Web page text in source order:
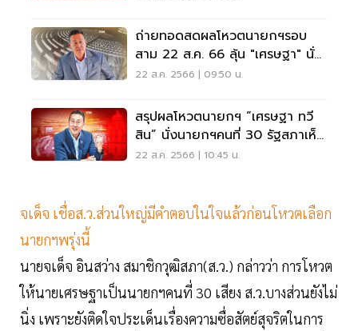
ถ่ายทอดสดผลโหวตนายกฯรอบ
สาม 22 ส.ค. 66 ลุ้น "เศรษฐา" นั่ง
นายกฯคนที่ 30
22 ส.ค. 2566 | 09:50 น.
สรุปผลโหวตนายกฯ “เศรษฐา ทวี
สิน” นั่งนายกฯคนที่ 30 รัฐสภาเห็น
ชอบ 482 เสียง
22 ส.ค. 2566 | 10:45 น.
จเด็จ เชื่อส.ว.ส่วนใหญ่มีคำตอบในใจแล้วก่อนโหวตเลือก
นายกฯพรุ่งนี้
นายจเด็จ อินสว่าง สมาชิกวุฒิสภา(ส.ว.) กล่าวว่า การโหวต
ให้นายเศรษฐาเป็นนายกฯคนที่ 30 เสียง ส.ว.บางส่วนยังไม่
นิ่ง เพราะยังติดใจประเด็นเรื่องความซื่อสัตย์สุจริตในการ